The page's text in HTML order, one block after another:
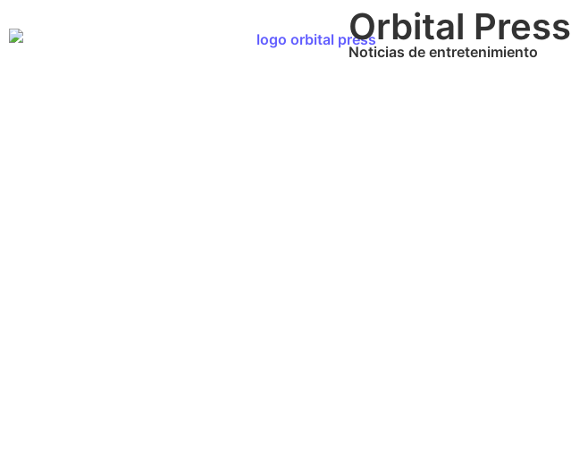
Orbital Press
Noticias de entretenimiento